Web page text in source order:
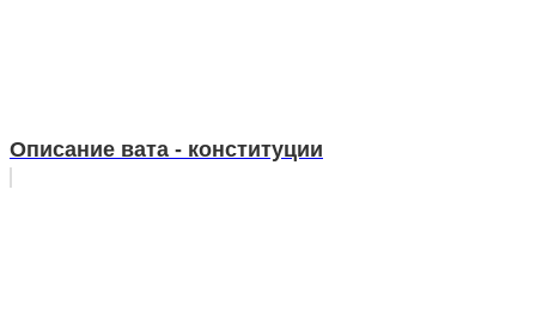
Описание вата - конституции